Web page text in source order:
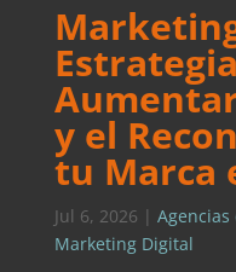
y el
tu Marca
Jul 6, 2026 |
Marketing Digital